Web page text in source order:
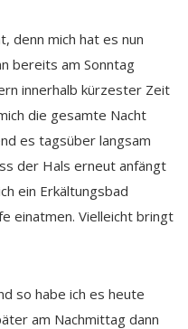
denn mich hat es nun
bereits am Sonntag
innerhalb kürzester Zeit
die gesamte Nacht
es tagsüber langsam
der Hals erneut anfängt
ein Erkältungsbad
einatmen. Vielleicht bringt
so habe ich es heute
am Nachmittag dann